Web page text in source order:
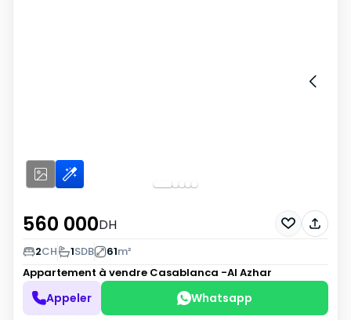
560 000DH
2CH 1SDB 61m²
Appartement à vendre Casablanca -Al Azhar
Appeler Whatsapp